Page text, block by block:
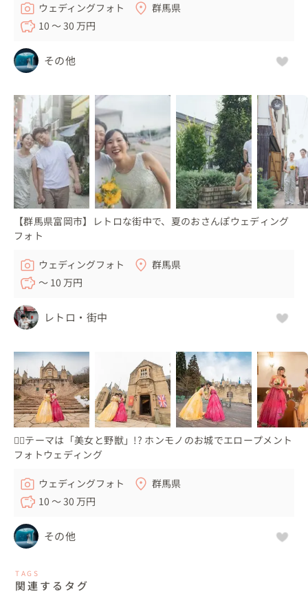
ウェディングフォト
群馬県
10 〜 30 万円
その他
【群馬県富岡市】レトロな街中で、夏のおさんぽウェディング
フォト
ウェディングフォト
群馬県
〜 10 万円
レトロ・街中
🏳️‍🌈テーマは「美女と野獣」!? ホンモノのお城でエロープメント
フォトウェディング
ウェディングフォト
群馬県
10 〜 30 万円
その他
TAGS
関連するタグ